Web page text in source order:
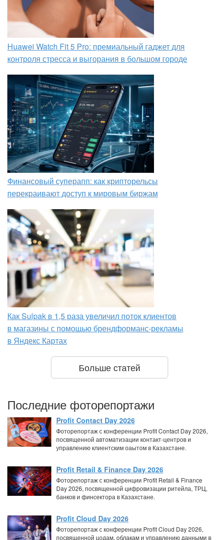
Huawei Watch Fit 5 Pro: премиальный гаджет для
контроля стресса и выгорания в большом городе
Финансовый суперапп: как крипторельсы
перекраивают доступ к мировым биржам
Как Sulpak в 1,5 раза увеличил поток клиентов
в магазины с помощью брендформанс-рекламы
в Яндекс Картах
Больше статей
Последние фоторепортажи
Profit Contact Day 2026
Фоторепортаж с конференции Profit Contact Day 2026,
посвященной автоматизации контакт-центров и
управлению клиентским оаытом в Казахстане.
Profit Retail & Finance Day 2026
Фоторепортаж с конференции Profit Retail & Finance
Day 2026, посвященной цифровизации ритейла, ТРЦ,
банков и финсектора в Казахстане.
Profit Cloud Day 2026
Фоторепортаж с конференции Profit Cloud Day 2026,
посвященной цодам, облакам и управлению данными в